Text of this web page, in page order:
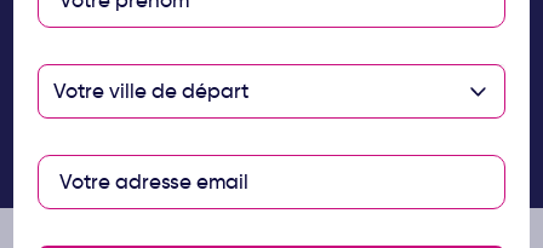
fois par carte
notre partenaire
Floa
Votre ville de départ